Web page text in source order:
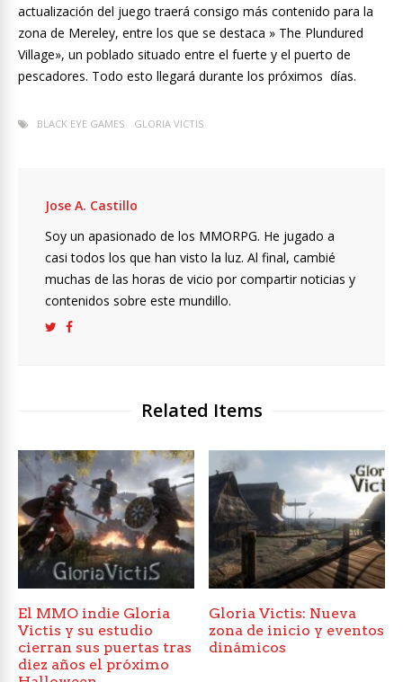
actualización del juego traerá consigo más contenido para la
zona de Mereley, entre los que se destaca » The Plundured
Village», un poblado situado entre el fuerte y el puerto de
pescadores. Todo esto llegará durante los próximos días.
BLACK EYE GAMES GLORIA VICTIS
Jose A. Castillo
Soy un apasionado de los MMORPG. He jugado a
casi todos los que han visto la luz. Al final, cambié
muchas de las horas de vicio por compartir noticias y
contenidos sobre este mundillo.
Related Items
El MMO indie Gloria
Victis y su estudio
cierran sus puertas tras
diez años el próximo
Gloria Victis: Nueva
zona de inicio y eventos
dinámicos